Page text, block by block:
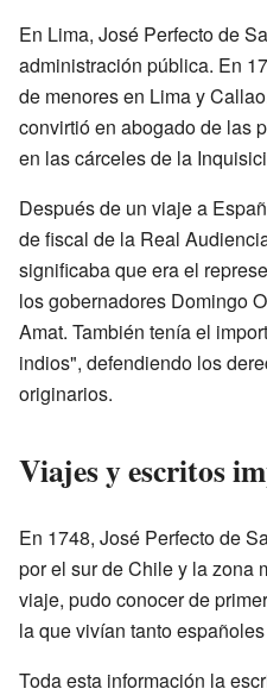
En Lima, José Perfecto de
administración pública. En
de menores en Lima y
convirtió en abogado de las
en las cárceles de la
Después de un viaje a
de fiscal de la Real
significaba que era el
los gobernadores Domingo
Amat. También tenía el
indios", defendiendo los
originarios.
Viajes y escritos
En 1748, José Perfecto de
por el sur de Chile y la zona
viaje, pudo conocer de
la que vivían tanto
Toda esta información la